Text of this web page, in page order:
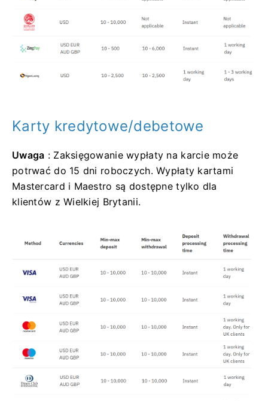
Karty kredytowe/debetowe
Uwaga : Zaksięgowanie wypłaty na karcie może
potrwać do 15 dni roboczych. Wypłaty kartami
Mastercard i Maestro są dostępne tylko dla
klientów z Wielkiej Brytanii.